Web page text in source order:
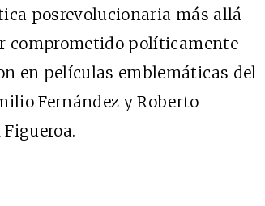
posrevolucionaria más allá
comprometido políticamente
en películas emblemáticas del
Fernández y Roberto
Cine desde los márgenes
EDICIÓN MÉXICO